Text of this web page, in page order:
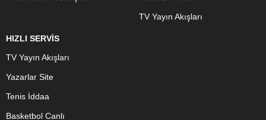
TV Yayın Akışları
HIZLI SERVİS
TV Yayın Akışları
Yazarlar Site
Tenis İddaa
Basketbol Canlı